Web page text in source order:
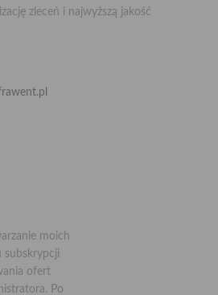
zleceń i najwyższą jakość
moich
subskrypcji
ofert
Po